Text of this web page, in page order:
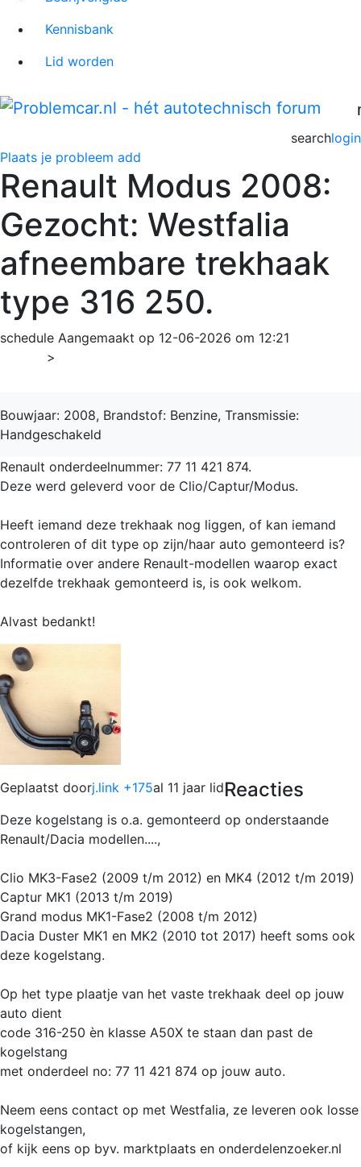
Kennisbank
Lid worden
login
search
Plaats je probleem add
Renault Modus 2008:
Gezocht: Westfalia
afneembare trekhaak
type 316 250.
schedule Aangemaakt op 12-06-2026 om 12:21
>
Bouwjaar: 2008, Brandstof: Benzine, Transmissie:
Handgeschakeld
Renault onderdeelnummer: 77 11 421 874.
Deze werd geleverd voor de Clio/Captur/Modus.
Heeft iemand deze trekhaak nog liggen, of kan iemand
controleren of dit type op zijn/haar auto gemonteerd is?
Informatie over andere Renault-modellen waarop exact
dezelfde trekhaak gemonteerd is, is ook welkom.
Alvast bedankt!
Geplaatst doorj.link +175al 11 jaar lidReacties
Deze kogelstang is o.a. gemonteerd op onderstaande
Renault/Dacia modellen....,
Clio MK3-Fase2 (2009 t/m 2012) en MK4 (2012 t/m 2019)
Captur MK1 (2013 t/m 2019)
Grand modus MK1-Fase2 (2008 t/m 2012)
Dacia Duster MK1 en MK2 (2010 tot 2017) heeft soms ook
deze kogelstang.
Op het type plaatje van het vaste trekhaak deel op jouw
auto dient
code 316-250 èn klasse A50X te staan dan past de
kogelstang
met onderdeel no: 77 11 421 874 op jouw auto.
Neem eens contact op met Westfalia, ze leveren ook losse
kogelstangen,
of kijk eens op byv. marktplaats en onderdelenzoeker.nl